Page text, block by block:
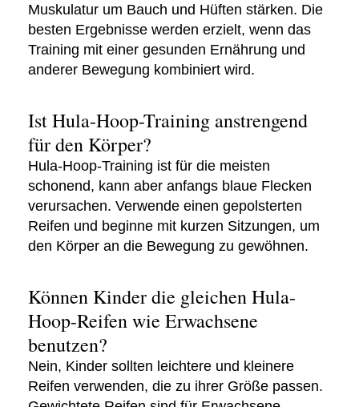
Muskulatur um Bauch und Hüften stärken. Die
besten Ergebnisse werden erzielt, wenn das
Training mit einer gesunden Ernährung und
anderer Bewegung kombiniert wird.
Ist Hula-Hoop-Training anstrengend
für den Körper?
Hula-Hoop-Training ist für die meisten
schonend, kann aber anfangs blaue Flecken
verursachen. Verwende einen gepolsterten
Reifen und beginne mit kurzen Sitzungen, um
den Körper an die Bewegung zu gewöhnen.
Können Kinder die gleichen Hula-
Hoop-Reifen wie Erwachsene
benutzen?
Nein, Kinder sollten leichtere und kleinere
Reifen verwenden, die zu ihrer Größe passen.